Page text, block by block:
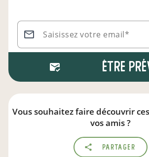
Saisissez votre email*
Être
Vous souhaitez faire découvrir
vos amis ?
Partager